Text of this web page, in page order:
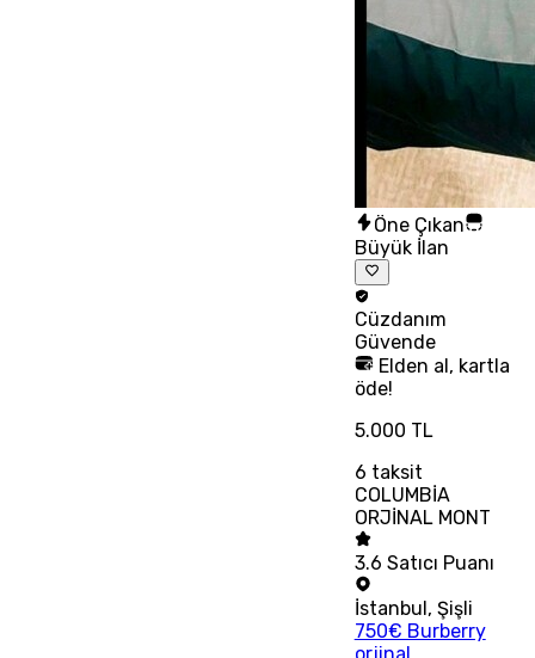
Öne Çıkan
Büyük İlan
Cüzdanım
Güvende
Elden al, kartla
öde!
5.000 TL
6 taksit
COLUMBİA
ORJİNAL MONT
3.6 Satıcı Puanı
İstanbul , Şişli
750€ Burberry